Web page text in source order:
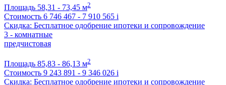
Площадь 58,31 - 73,45 м2
Стоимость 6 746 467 - 7 910 565 i
Скидка: Бесплатное одобрение ипотеки и сопровождение
3 - комнатные
предчистовая
Площадь 85,83 - 86,13 м2
Стоимость 9 243 891 - 9 346 026 i
Скидка: Бесплатное одобрение ипотеки и сопровождение